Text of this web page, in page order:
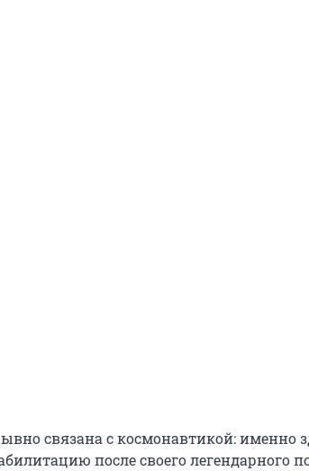
связана с космонавтикой: именно
после своего легендарного